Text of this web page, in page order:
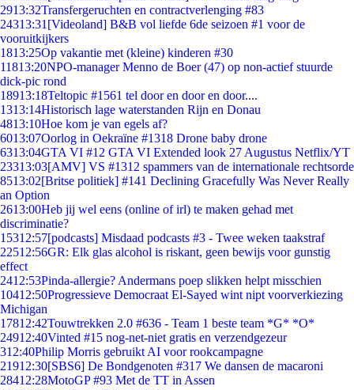
2913:32Transfergeruchten en contractverlenging #83
24313:31 [Videoland] B&B vol liefde 6de seizoen #1 voor de
vooruitkijkers
1813:25Op vakantie met (kleine) kinderen #30
11813:20NPO-manager Menno de Boer (47) op non-actief stuurde
dick-pic rond
18913:18Teltopic #1561 tel door en door en door....
1313:14Historisch lage waterstanden Rijn en Donau
4813:10Hoe kom je van egels af?
6013:07Oorlog in Oekraïne #1318 Drone baby drone
6313:04GTA VI #12 GTA VI Extended look 27 Augustus Netflix/YT
23313:03[AMV] VS #1312 spammers van de internationale rechtsorde
8513:02[Britse politiek] #141 Declining Gracefully Was Never Really
an Option
2613:00Heb jij wel eens (online of irl) te maken gehad met
discriminatie?
15312:57[podcasts] Misdaad podcasts #3 - Twee weken taakstraf
22512:56GR: Elk glas alcohol is riskant, geen bewijs voor gunstig
effect
2412:53Pinda-allergie? Andermans poep slikken helpt misschien
10412:50Progressieve Democraat El-Sayed wint nipt voorverkiezing
Michigan
17812:42Touwtrekken 2.0 #636 - Team 1 beste team *G* *O*
24912:40Vinted #15 nog-net-niet gratis en verzendgezeur
312:40Philip Morris gebruikt AI voor rookcampagne
21912:30[SBS6] De Bondgenoten #317 We dansen de macaroni
28412:28MotoGP #93 Met de TT in Assen